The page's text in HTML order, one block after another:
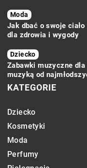
Moda
Jak dbać o swoje
dla zdrowia i wygody
Dziecko
Zabawki muzyczne
muzyką od
KATEGORIE
Dziecko
Kosmetyki
Moda
Perfumy